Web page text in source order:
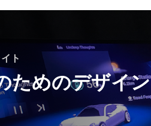
ト
ためのデザイン